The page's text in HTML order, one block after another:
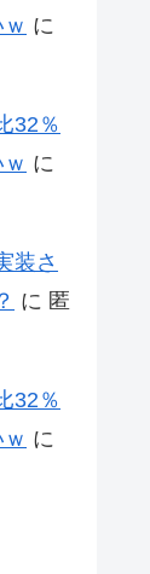
に
32％
に
装さ
に 匿
32％
に